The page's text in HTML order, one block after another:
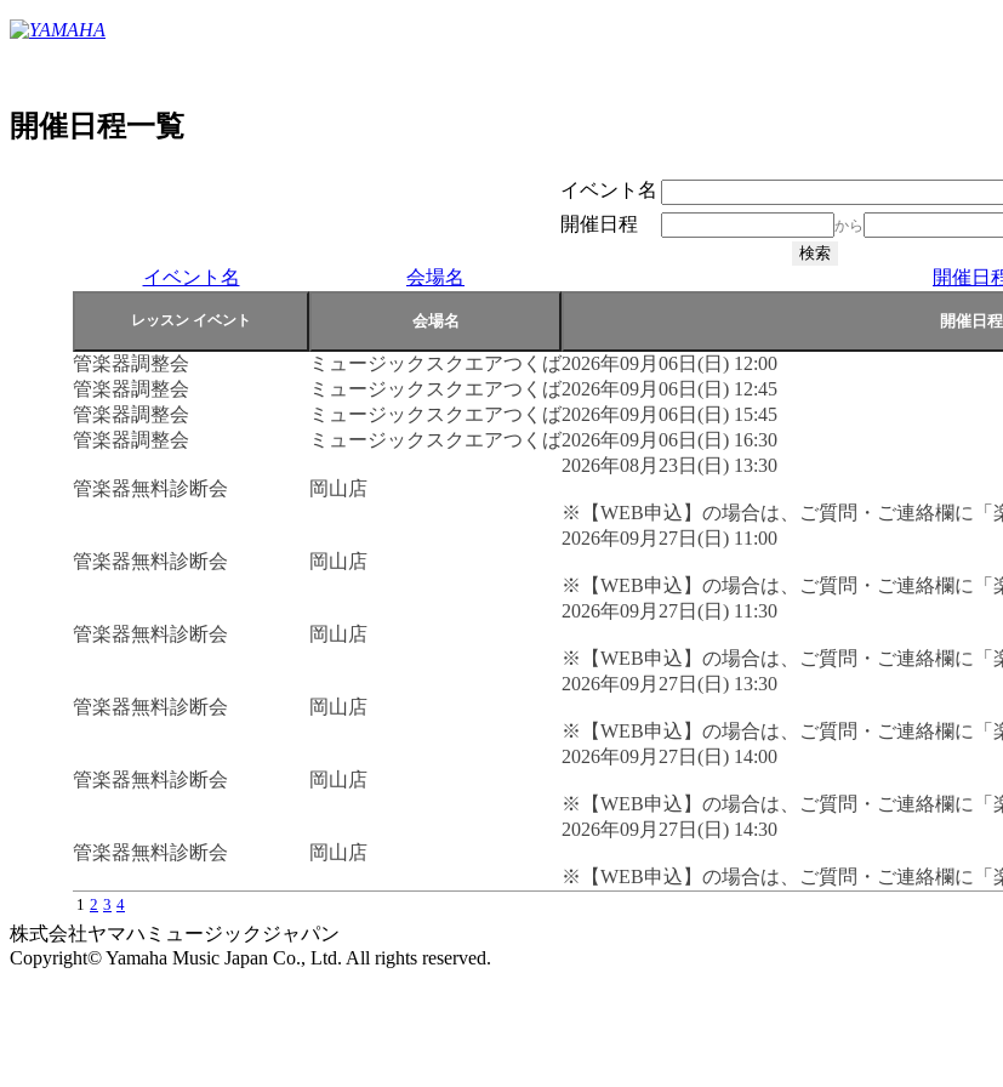
開催日程一覧
イベント名
開催日程
から
イベント名 会場名
開催日
管楽器調整会 ミュージックスクエアつくば2026年09月06日(日) 12:00
管楽器調整会
ミュージックスクエアつくば2026年09月06日(日) 12:45
管楽器調整会
ミュージックスクエアつくば2026年09月06日(日) 15:45
管楽器調整会
ミュージックスクエアつくば2026年09月06日(日) 16:30
管楽器無料診断会 岡山店
2026年08月23日(日) 13:30
※【WEB申込】の場合は、ご質問・ご連絡欄に「
管楽器無料診断会 岡山店
2026年09月27日(日) 11:00
※【WEB申込】の場合は、ご質問・ご連絡欄に「
管楽器無料診断会 岡山店
2026年09月27日(日) 11:30
※【WEB申込】の場合は、ご質問・ご連絡欄に「
管楽器無料診断会 岡山店
2026年09月27日(日) 13:30
※【WEB申込】の場合は、ご質問・ご連絡欄に「
管楽器無料診断会 岡山店
2026年09月27日(日) 14:00
※【WEB申込】の場合は、ご質問・ご連絡欄に「
管楽器無料診断会 岡山店
2026年09月27日(日) 14:30
※【WEB申込】の場合は、ご質問・ご連絡欄に「
1 2 3 4
株式会社ヤマハミュージックジャパン
Copyright© Yamaha Music Japan Co., Ltd. All rights reserved.